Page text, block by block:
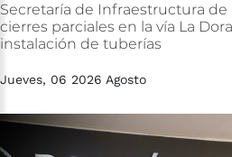
Secretaría de Infraestructura de
cierres parciales en la vía La
instalación de tuberías
Jueves, 06 2026 Agosto